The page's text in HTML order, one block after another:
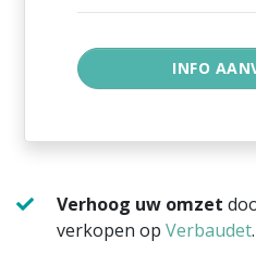
Verhoog uw omzet
verkopen opVerbaudet.